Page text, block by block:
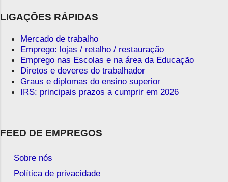
LIGAÇÕES RÁPIDAS
Mercado de trabalho
Emprego: lojas / retalho / restauração
Emprego nas Escolas e na área da Educação
Diretos e deveres do trabalhador
Graus e diplomas do ensino superior
IRS: principais prazos a cumprir em 2026
FEED DE EMPREGOS
Sobre nós
Política de privacidade